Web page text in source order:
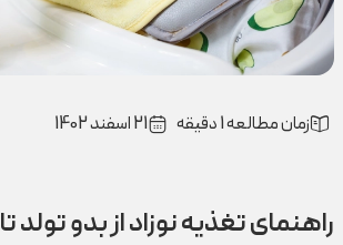
زمان مطالعه 1 دقیقه 21 اسفند 1402
راهنمای تغذیه نوزاد از بدو تولد تا 12 ماهگی